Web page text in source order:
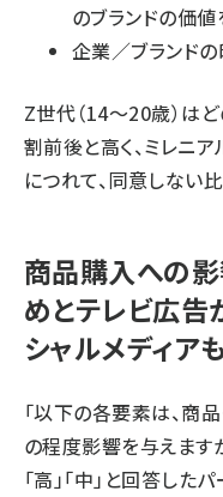
のブランドの価
企業／ブランド
Z世代（14〜20歳）は
割前後と高く、ミレニ
につれて、同意しない
商品購入への
めとテレビ広告
シャルメディアも
「以下の各要素は、商
の程度影響を与えます
「高」「中」と回答し